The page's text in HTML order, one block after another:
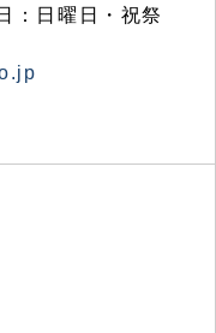
：日曜日・祝祭